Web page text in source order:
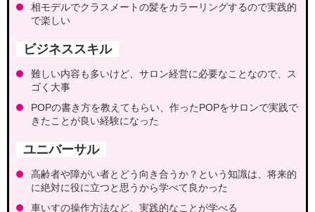
相モデルでクラスメートの髪をカラーリングするので実践的
で楽しい
ビジネススキル
難しい内容も多いけど、サロン経営に必要なことなので、ス
ゴく大事
POPの書き方を教えてもらい、作ったPOPをサロンで実践で
きたことが良い経験になった
ユニバーサル
高齢者や障がい者とどう向き合うか？という知識は、将来的
に絶対に役に立つと思うから学べて良かった
車いすの操作方法など、実践的なことが学べる